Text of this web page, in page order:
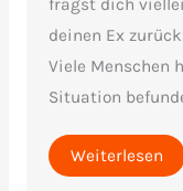
fragst dich
deinen Ex
Viele Menschen
Situation
Weiterlesen